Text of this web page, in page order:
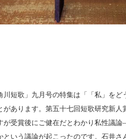
短歌」九月号の特集は「「私」を
があります。第五十七回短歌研究新
が受賞後にご健在だとわかり私性議
という議論が起こったのです。石井